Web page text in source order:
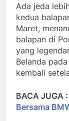
Ada jeda
kedua
Maret,
balapan di
yang
Belanda
kembali
BACA JUGA :
Bersama